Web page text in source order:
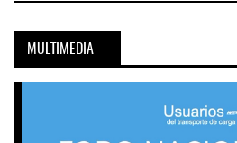
MULTIMEDIA